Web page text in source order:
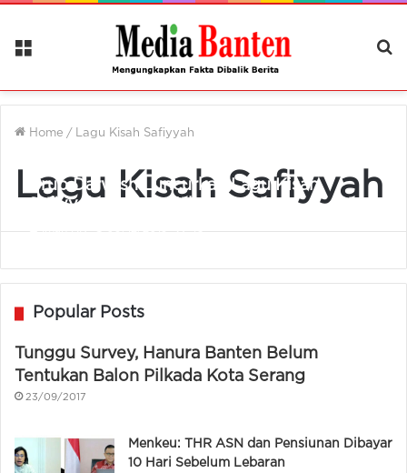
Menu
Home / Lagu Kisah Safiyyah
Lagu Kisah Safiyyah
Grup Darwish Luncurkan Lagu Kisah
Safiyyah, Pejuang Uhud
Popular Posts
Tunggu Survey, Hanura Banten Belum
Tentukan Balon Pilkada Kota Serang
23/09/2017
Menkeu: THR ASN dan Pensiunan Dibayar
10 Hari Sebelum Lebaran